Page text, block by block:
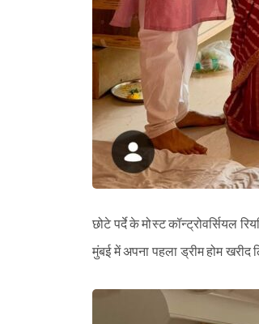
छोटे पर्दे के मोस्ट कॉन्ट्रोवर्सियल
मुंबई में अपना पहला ड्रीम होम